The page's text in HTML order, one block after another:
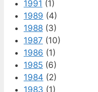
1991 (1)
1989 (4)
1988 (3)
1987 (10)
1986 (1)
1985 (6)
1984 (2)
1983 (1)